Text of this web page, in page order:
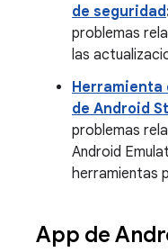
de seguridad
problemas
las
Herramienta
de Android
problemas
Android
herramientas
App de